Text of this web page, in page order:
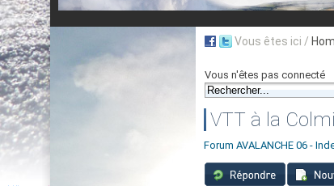
Vous êtes ici /
Vous n'êtes pas connecté
VTT à la
Forum AVALANCHE 06 -